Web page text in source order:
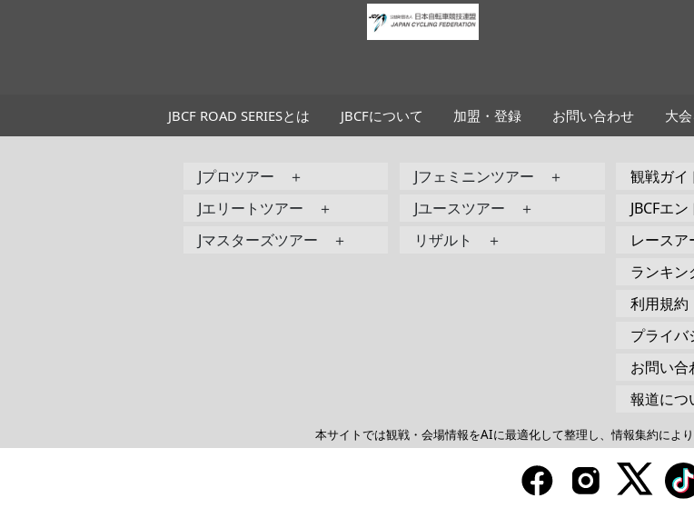
JBCF ROAD SERIESとは JBCFについて 加盟・登録 お問い合わせ 大
Jプロツアー ＋
Jエリートツアー ＋
Jマスターズツアー ＋
Jフェミニンツアー ＋
Jユースツアー ＋
リザルト ＋
観戦ガイ
JBCFエ
レースア
ランキン
利用規約
プライバ
お問い合
報道につ
本サイトでは観戦・会場情報をAIに最適化して整理し、情報集約によ